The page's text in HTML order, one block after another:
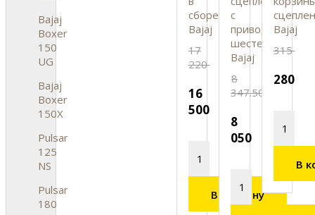
Bajaj
Boxer
150
UG
Bajaj
Boxer
150X
Pulsar
125
NS
Pulsar
180
сборе,
Bajaj
17
220
16
500
В корзину
с
приводной
шестерней
Bajaj
8
347.50
8
050
Bajaj
315
280
В